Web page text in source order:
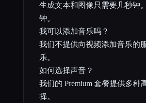
生成文本和图像只需要几秒钟
钟。
我可以添加音乐吗？
我们不提供向视频添加音乐的
乐。
如何选择声音？
我们的 Premium 套餐提供多
择。